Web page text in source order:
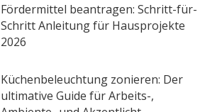
Fördermittel beantragen: Schritt-für-
Schritt Anleitung für Hausprojekte
2026
Küchenbeleuchtung zonieren: Der
ultimative Guide für Arbeits-,